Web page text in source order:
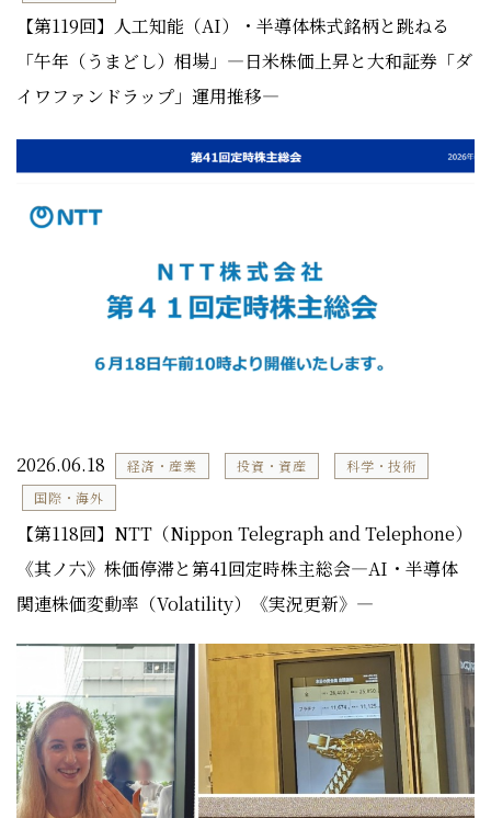
【第119回】人工知能（AI）・半導体株式銘柄と跳ねる
「午年（うまどし）相場」―日米株価上昇と大和証券「ダ
イワファンドラップ」運用推移―
2026.06.18 経済・産業 投資・資産
科学・技術
国際・海外
【第118回】NTT（Nippon Telegraph and Telephone）
《其ノ六》株価停滞と第41回定時株主総会―AI・半導体
関連株価変動率（Volatility）《実況更新》―